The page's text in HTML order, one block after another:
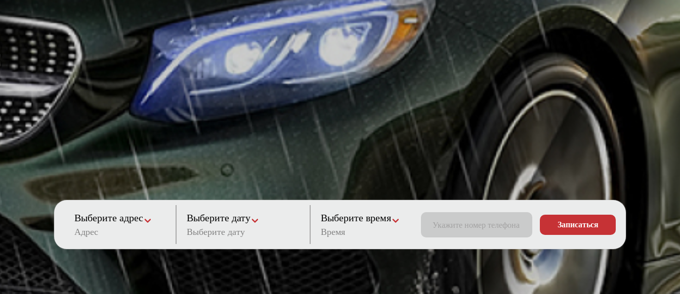
Выберите адрес
Адрес
Выберите дату Выберите время
Время
Записаться